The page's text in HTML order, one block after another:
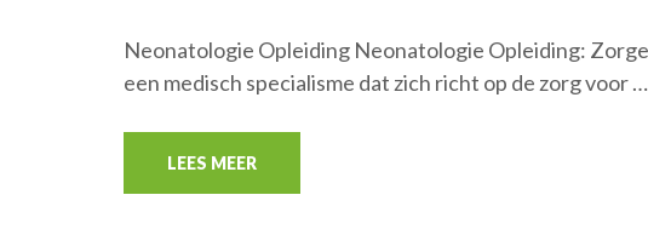
Neonatologie Opleiding Neonatologie Opleiding:
een medisch specialisme dat zich richt op de zorg voor …
LEES MEER